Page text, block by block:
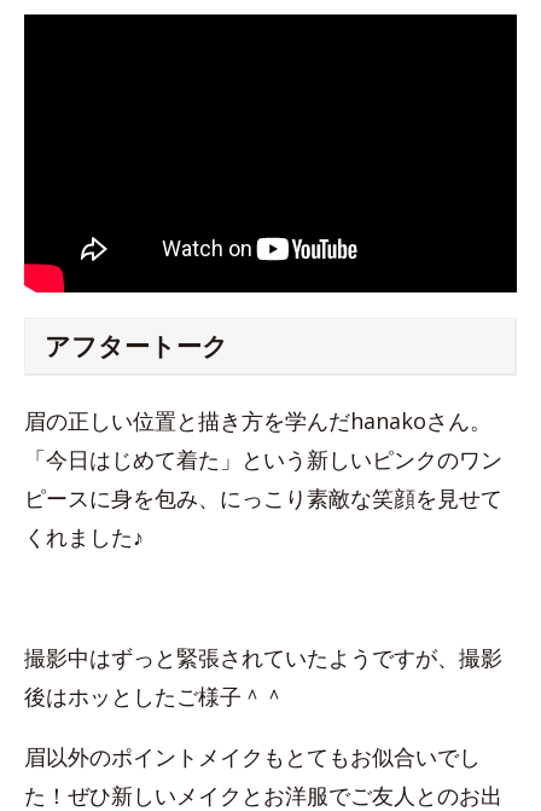
アフタートーク
眉の正しい位置と描き方を学んだhanakoさん。
「今日はじめて着た」という新しいピンクのワン
ピースに身を包み、にっこり素敵な笑顔を見せて
くれました♪
撮影中はずっと緊張されていたようですが、撮影
後はホッとしたご様子＾＾
眉以外のポイントメイクもとてもお似合いでし
た！ぜひ新しいメイクとお洋服でご友人とのお出